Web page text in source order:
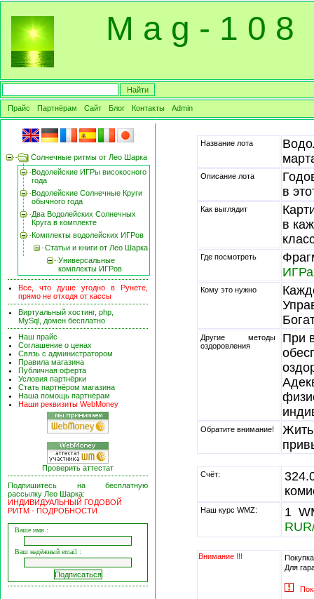
Название лота
Описание лота
в
Как выглядит
в
Где посмотреть
Кому это нужно
Другие методы
оздоровления
При
Обратите внимание!
Жить
Счёт:
Наш курс WMZ:
1
Внимание !!!
Для
Солнечные ритмы от Лео Шарка
Водолейские ИГРы високосного
года
Водолейские Солнечные Круги
обычного года
Два Водолейских Солнечных
Круга в комплекте
Комплекты водолейских ИГРов
Статьи и книги от Лео Шарка
Универсальные
комплекты ИГРов
Все, что душе угодно в Рунете,
прямо не отходя от кассы
Виртуальный хостинг, php,
MySql, домен бесплатно
Наш прайс
Соглашение о ценах
Связь с администратором
Правила магазина
Публичная оферта
Условия партнёрки
Стать партнёром магазина
Наша помощь партнёрам
Наши реквизиты WebMoney
Проверить аттестат
Подпишитесь на бесплатную
рассылку Лео Шарка:
ИНДИВИДУАЛЬНЫЙ ГОДОВОЙ
РИТМ - ПОДРОБНОСТИ
Ваше имя :
Ваш надёжный email :
M a g - 1 0 8
Прайс Партнёрам Сайт Блог Контакты Admin